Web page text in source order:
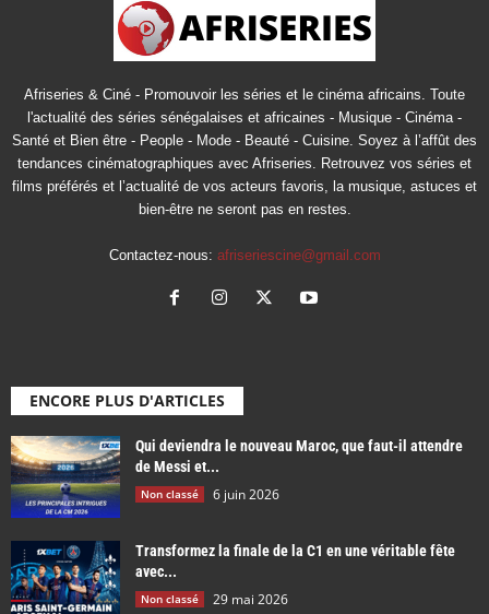
Afriseries & Ciné - Promouvoir les séries et le cinéma africains. Toute
l'actualité des séries sénégalaises et africaines - Musique - Cinéma -
Santé et Bien être - People - Mode - Beauté - Cuisine. Soyez à l’affût des
tendances cinématographiques avec Afriseries. Retrouvez vos séries et
films préférés et l’actualité de vos acteurs favoris, la musique, astuces et
bien-être ne seront pas en restes.
Contactez-nous: afriseriescine@gmail.com
ENCORE PLUS D'ARTICLES
Qui deviendra le nouveau Maroc, que faut-il attendre
de Messi et...
Non classé 6 juin 2026
Transformez la finale de la C1 en une véritable fête
avec...
Non classé 29 mai 2026